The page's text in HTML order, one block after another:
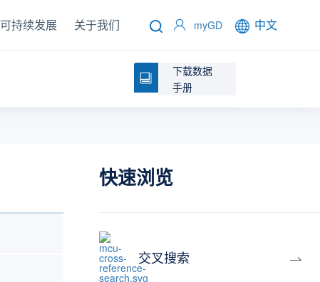
可持续发展 关于我们 myGD 中文
下载数据
手册
快速浏览
交叉搜索